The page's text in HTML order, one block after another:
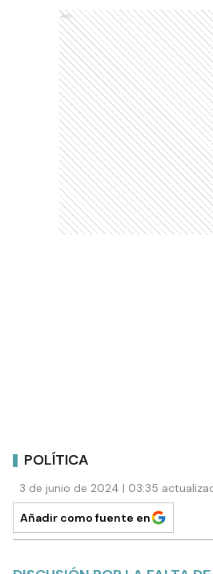
Ads
POLÍTICA
3 de junio de 2024 | 03:35
Añadir como fuente en